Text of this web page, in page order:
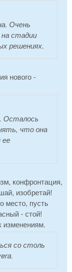
Очень
стадии
решениях.
нового -
Осталось
что она
ее
конфронтация,
изобретай!
место, пусть
- стой!
изменениям.
со столь